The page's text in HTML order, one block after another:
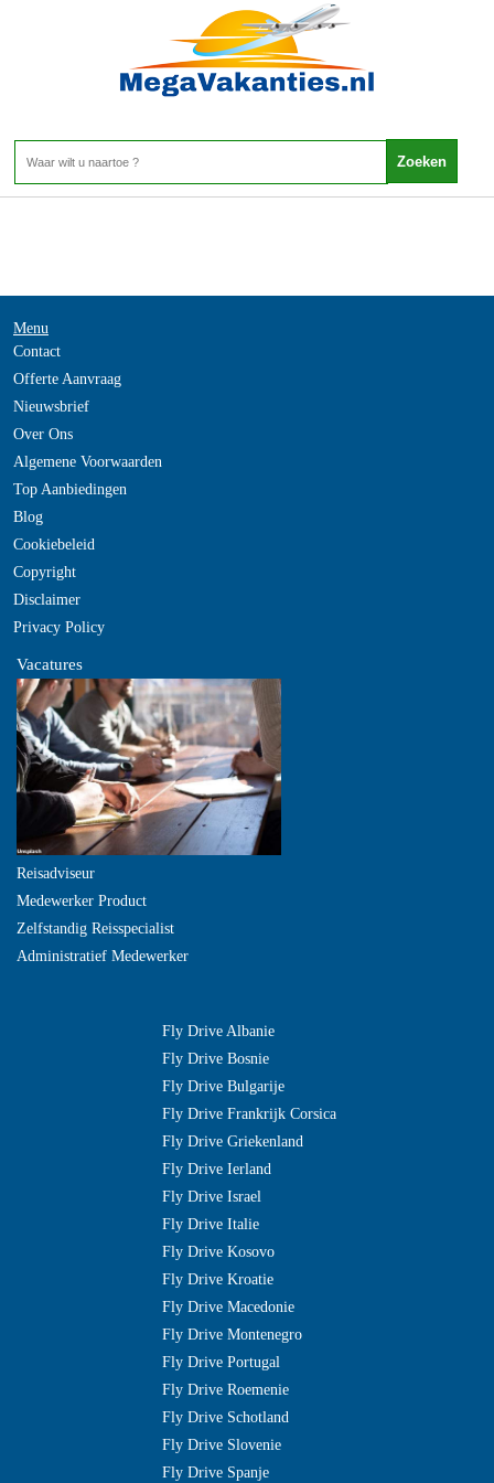
Home>
Menu
Contact
Offerte Aanvraag
Nieuwsbrief
Over Ons
Algemene Voorwaarden
Top Aanbiedingen
Blog
Cookiebeleid
Copyright
Disclaimer
Privacy Policy
Vacatures
Reisadviseur
Medewerker Product
Zelfstandig Reisspecialist
Administratief Medewerker
Fly Drive Albanie
Fly Drive Bosnie
Fly Drive Bulgarije
Fly Drive Frankrijk Corsica
Fly Drive Griekenland
Fly Drive Ierland
Fly Drive Israel
Fly Drive Italie
Fly Drive Kosovo
Fly Drive Kroatie
Fly Drive Macedonie
Fly Drive Montenegro
Fly Drive Portugal
Fly Drive Roemenie
Fly Drive Schotland
Fly Drive Slovenie
Fly Drive Spanje